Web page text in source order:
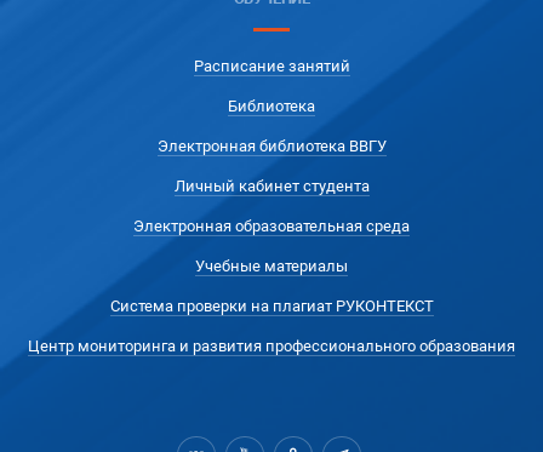
Расписание занятий
Библиотека
Электронная библиотека ВВГУ
Личный кабинет студента
Электронная образовательная среда
Учебные материалы
Система проверки на плагиат РУКОНТЕКСТ
Центр мониторинга и развития профессионального образования